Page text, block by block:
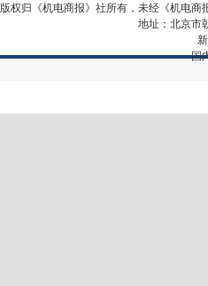
版权归《机电商报》社所有，未经《机电
地址：北京市
国